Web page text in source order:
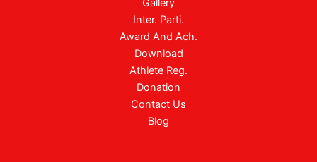
Gallery
Inter. Parti.
Award And Ach.
Download
Athlete Reg.
Donation
Contact Us
Blog